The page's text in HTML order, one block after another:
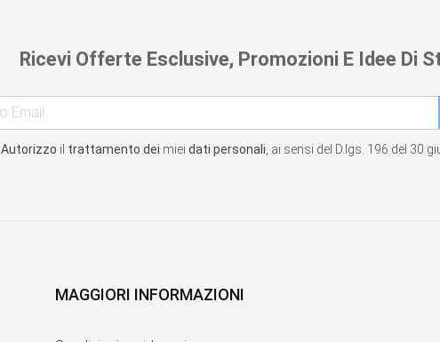
Ricevi Offerte Esclusive, Promozioni E Idee Di
Autorizzo il trattamento dei miei dati personali , ai sensi del D.lgs. 196 del 30
MAGGIORI INFORMAZIONI